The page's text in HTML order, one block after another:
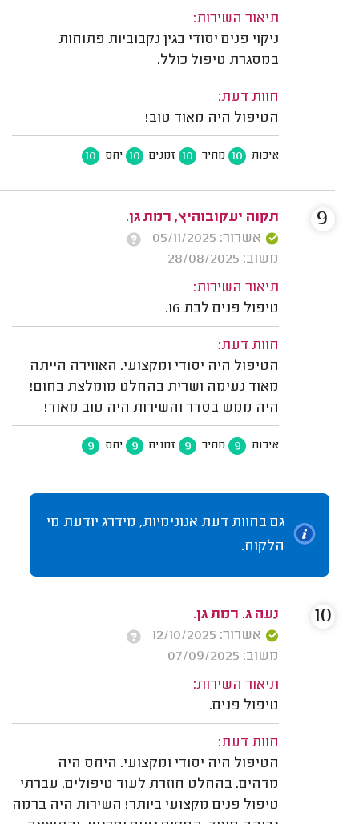
תיאור השירות:
ניקוי פנים יסודי בגין נקבוביות פתוחות
במסגרת טיפול כולל.
חוות דעת:
הטיפול היה מאוד טוב!
איכות 10 מחיר 10 זמנים 10 יחס 10
תקוה יעקובוהיץ, רמת גן.
אשרור: 05/11/2025
משוב: 28/08/2025
תיאור השירות:
טיפול פנים לבת 16.
חוות דעת:
הטיפול היה יסודי ומקצועי. האווירה הייתה
מאוד נעימה ושרית בהחלט מומלצת בחום!
היה ממש בסדר והשירות היה טוב מאוד!
איכות 9 מחיר 9 זמנים 9 יחס 9
9
גם בחוות דעת אנונימיות, מידרג יודעת מי
הלקוח.
נעה ג. רמת גן.
אשרור: 12/10/2025
משוב: 07/09/2025
תיאור השירות:
טיפול פנים.
חוות דעת:
הטיפול היה יסודי ומקצועי. היחס היה
מדהים. בהחלט חוזרת לעוד טיפולים. עברתי
טיפול פנים מקצועי ביותר! השירות היה ברמה
10